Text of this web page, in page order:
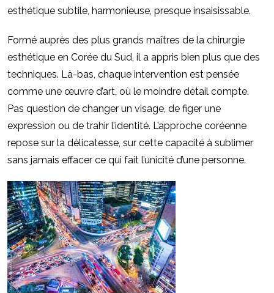
esthétique subtile, harmonieuse, presque insaisissable.
Formé auprès des plus grands maîtres de la chirurgie
esthétique en Corée du Sud, il a appris bien plus que des
techniques. Là-bas, chaque intervention est pensée
comme une œuvre d’art, où le moindre détail compte.
Pas question de changer un visage, de figer une
expression ou de trahir l’identité. L’approche coréenne
repose sur la délicatesse, sur cette capacité à sublimer
sans jamais effacer ce qui fait l’unicité d’une personne.